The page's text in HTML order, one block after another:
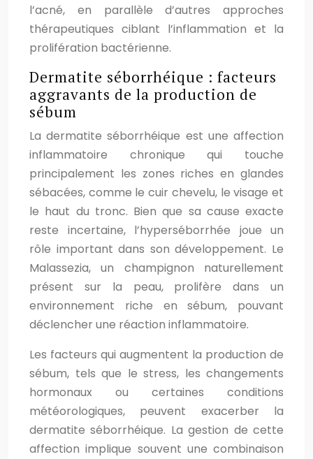
l’acné, en parallèle d’autres approches
thérapeutiques ciblant l’inflammation et la
prolifération bactérienne.
Dermatite séborrhéique : facteurs
aggravants de la production de
sébum
La dermatite séborrhéique est une affection
inflammatoire chronique qui touche
principalement les zones riches en glandes
sébacées, comme le cuir chevelu, le visage et
le haut du tronc. Bien que sa cause exacte
reste incertaine, l’hyperséborrhée joue un
rôle important dans son développement. Le
Malassezia, un champignon naturellement
présent sur la peau, prolifère dans un
environnement riche en sébum, pouvant
déclencher une réaction inflammatoire.
Les facteurs qui augmentent la production de
sébum, tels que le stress, les changements
hormonaux ou certaines conditions
météorologiques, peuvent exacerber la
dermatite séborrhéique. La gestion de cette
affection implique souvent une combinaison